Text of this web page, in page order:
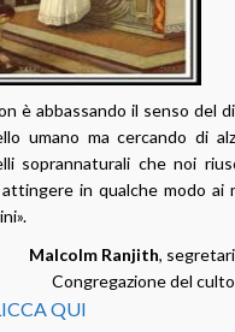
è abbassando il senso del
umano ma cercando di
soprannaturali che noi
in qualche modo ai
Malcolm Ranjith,
Congregazione del
QUI